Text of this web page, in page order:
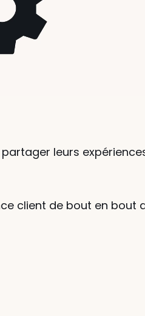
leurs
client de bout en bout